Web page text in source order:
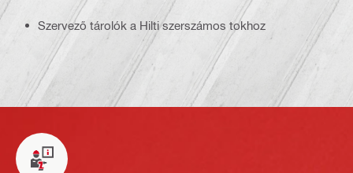
Szervező tárolók a Hilti szerszámos tokhoz